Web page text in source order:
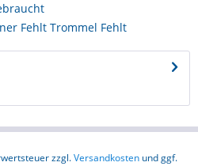
Fehlt Trommel Fehlt
zzgl.Versandkosten und ggf.